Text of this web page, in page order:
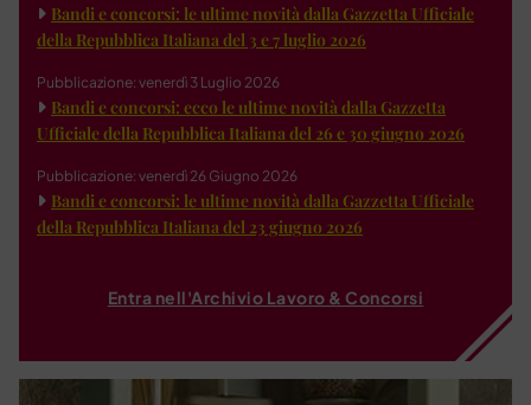
Bandi e concorsi: le ultime novità dalla Gazzetta Ufficiale
della Repubblica Italiana del 3 e 7 luglio 2026
Pubblicazione: venerdì 3 Luglio 2026
Bandi e concorsi: ecco le ultime novità dalla Gazzetta
Ufficiale della Repubblica Italiana del 26 e 30 giugno 2026
Pubblicazione: venerdì 26 Giugno 2026
Bandi e concorsi: le ultime novità dalla Gazzetta Ufficiale
della Repubblica Italiana del 23 giugno 2026
Entra nell'Archivio Lavoro & Concorsi